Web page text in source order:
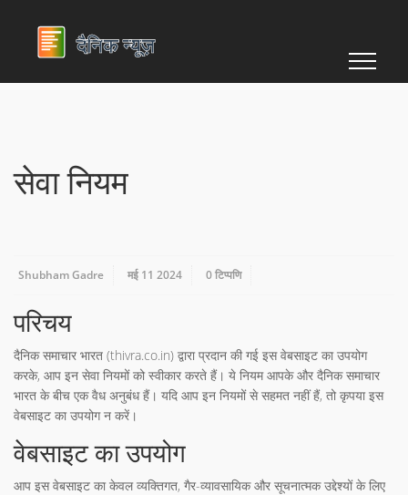
सेवा नियम
Shubham Gadre मई 11 2024 0 टिप्पणि
परिचय
दैनिक समाचार भारत (thivra.co.in) द्वारा प्रदान की गई इस वेबसाइट का उपयोग
करके, आप इन सेवा नियमों को स्वीकार करते हैं। ये नियम आपके और दैनिक समाचार
भारत के बीच एक वैध अनुबंध हैं। यदि आप इन नियमों से सहमत नहीं हैं, तो कृपया इस
वेबसाइट का उपयोग न करें।
वेबसाइट का उपयोग
आप इस वेबसाइट का केवल व्यक्तिगत, गैर-व्यावसायिक और सूचनात्मक उद्देश्यों के लिए